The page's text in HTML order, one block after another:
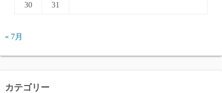
30 31
« 7月
カテゴリー